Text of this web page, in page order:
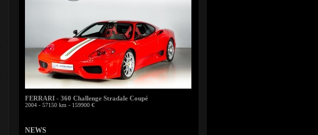
FERRARI - 360 Challenge Stradale Coupé
2004 - 57150 km - 159900 €
NEWS